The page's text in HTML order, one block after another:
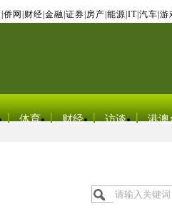
侨网 财经 金融 证券 房产 能源 IT| 汽车 游
体育 财经 访谈 港澳